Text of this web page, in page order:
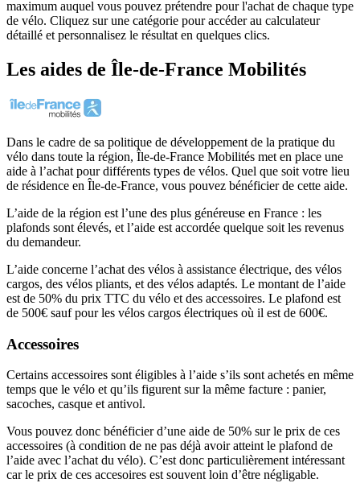
maximum auquel vous pouvez prétendre pour l'achat de chaque type
de vélo. Cliquez sur une catégorie pour accéder au calculateur
détaillé et personnalisez le résultat en quelques clics.
Les aides de Île-de-France Mobilités
Dans le cadre de sa politique de développement de la pratique du
vélo dans toute la région, Île-de-France Mobilités met en place une
aide à l’achat pour différents types de vélos. Quel que soit votre lieu
de résidence en Île-de-France, vous pouvez bénéficier de cette aide.
L’aide de la région est l’une des plus généreuse en France : les
plafonds sont élevés, et l’aide est accordée quelque soit les revenus
du demandeur.
L’aide concerne l’achat des vélos à assistance électrique, des vélos
cargos, des vélos pliants, et des vélos adaptés. Le montant de l’aide
est de 50% du prix TTC du vélo et des accessoires. Le plafond est
de 500€ sauf pour les vélos cargos électriques où il est de 600€.
Accessoires
Certains accessoires sont éligibles à l’aide s’ils sont achetés en même
temps que le vélo et qu’ils figurent sur la même facture : panier,
sacoches, casque et antivol.
Vous pouvez donc bénéficier d’une aide de 50% sur le prix de ces
accessoires (à condition de ne pas déjà avoir atteint le plafond de
l’aide avec l’achat du vélo). C’est donc particulièrement intéressant
car le prix de ces accesoires est souvent loin d’être négligable.